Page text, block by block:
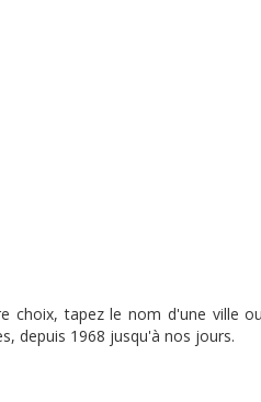
choix, tapez le nom d'une ville
depuis 1968 jusqu'à nos jours.